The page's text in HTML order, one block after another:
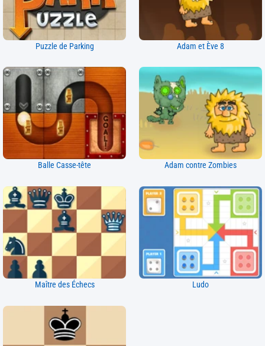
Puzzle de Parking Adam et Ève 8
Balle Casse-tête Adam contre Zombies
Maître des Échecs Ludo